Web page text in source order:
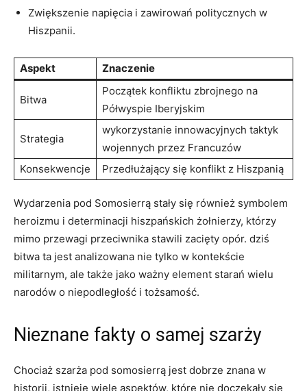
Zwiększenie napięcia i​ zawirowań‌ politycznych⁣ w
Hiszpanii.
Aspekt Znaczenie
Bitwa
Początek konfliktu ​zbrojnego na
Półwyspie Iberyjskim
Strategia
wykorzystanie ⁣innowacyjnych taktyk⁤
wojennych przez ⁣Francuzów
Konsekwencje
Przedłużający ⁢się konflikt ⁢z Hiszpanią
Wydarzenia pod Somosierrą ⁢stały się również symbolem
heroizmu i determinacji hiszpańskich żołnierzy, którzy
mimo przewagi przeciwnika ⁢stawili zacięty opór. dziś
bitwa ta‌ jest analizowana nie tylko w kontekście
militarnym, ale także jako ważny element starań wielu
narodów⁤ o niepodległość i‍ tożsamość.
Nieznane fakty o samej szarży
Chociaż szarża pod somosierrą jest dobrze znana ‌w
historii, istnieje wiele​ aspektów, które nie doczekały się